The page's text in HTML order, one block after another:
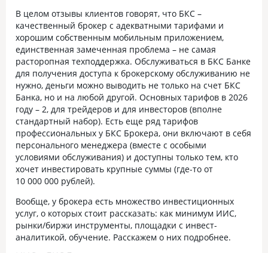
В целом отзывы клиентов говорят, что БКС –
качественный брокер с адекватными тарифами и
хорошим собственным мобильным приложением,
единственная замеченная проблема – не самая
расторопная техподдержка. Обслуживаться в БКС Банке
для получения доступа к брокерскому обслуживанию не
нужно, деньги можно выводить не только на счет БКС
Банка, но и на любой другой. Основных тарифов в 2026
году – 2, для трейдеров и для инвесторов (вполне
стандартный набор). Есть еще ряд тарифов
профессиональных у БКС Брокера, они включают в себя
персонального менеджера (вместе с особыми
условиями обслуживания) и доступны только тем, кто
хочет инвестировать крупные суммы (где-то от
10 000 000 рублей).
Вообще, у брокера есть множество инвестиционных
услуг, о которых стоит рассказать: как минимум ИИС,
рынки/биржи инструменты, площадки с инвест-
аналитикой, обучение. Расскажем о них подробнее.